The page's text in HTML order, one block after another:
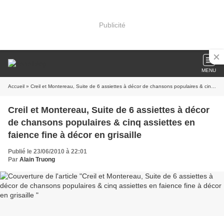
Publicité
MENU
Accueil » Creil et Montereau, Suite de 6 assiettes à décor de chansons populaires & cinq assiettes en faience fine à décor en grisaille
Creil et Montereau, Suite de 6 assiettes à décor
de chansons populaires & cinq assiettes en
faience fine à décor en grisaille
Publié le 23/06/2010 à 22:01
Par Alain Truong